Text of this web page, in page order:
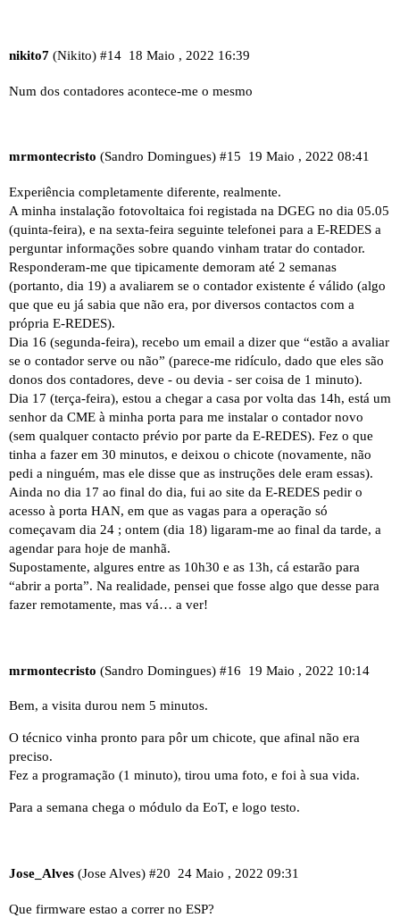
nikito7 (Nikito) 18 Maio , 2022 16:39
#14
Num dos contadores acontece-me o mesmo
mrmontecristo (Sandro Domingues) 19 Maio , 2022 08:41
#15
Experiência completamente diferente, realmente.
A minha instalação fotovoltaica foi registada na DGEG no dia 05.05
(quinta-feira), e na sexta-feira seguinte telefonei para a E-REDES a
perguntar informações sobre quando vinham tratar do contador.
Responderam-me que tipicamente demoram até 2 semanas
(portanto, dia 19) a avaliarem se o contador existente é válido (algo
que que eu já sabia que não era, por diversos contactos com a
própria E-REDES).
Dia 16 (segunda-feira), recebo um email a dizer que “estão a avaliar
se o contador serve ou não” (parece-me ridículo, dado que eles são
donos dos contadores, deve - ou devia - ser coisa de 1 minuto).
Dia 17 (terça-feira), estou a chegar a casa por volta das 14h, está um
senhor da CME à minha porta para me instalar o contador novo
(sem qualquer contacto prévio por parte da E-REDES). Fez o que
tinha a fazer em 30 minutos, e deixou o chicote (novamente, não
pedi a ninguém, mas ele disse que as instruções dele eram essas).
Ainda no dia 17 ao final do dia, fui ao site da E-REDES pedir o
acesso à porta HAN, em que as vagas para a operação só
começavam dia 24 ; ontem (dia 18) ligaram-me ao final da tarde, a
agendar para hoje de manhã.
Supostamente, algures entre as 10h30 e as 13h, cá estarão para
“abrir a porta”. Na realidade, pensei que fosse algo que desse para
fazer remotamente, mas vá… a ver!
mrmontecristo (Sandro Domingues) 19 Maio , 2022 10:14
#16
Bem, a visita durou nem 5 minutos.
O técnico vinha pronto para pôr um chicote, que afinal não era
preciso.
Fez a programação (1 minuto), tirou uma foto, e foi à sua vida.
Para a semana chega o módulo da EoT, e logo testo.
Jose_Alves (Jose Alves) 24 Maio , 2022 09:31
#20
Que firmware estao a correr no ESP?